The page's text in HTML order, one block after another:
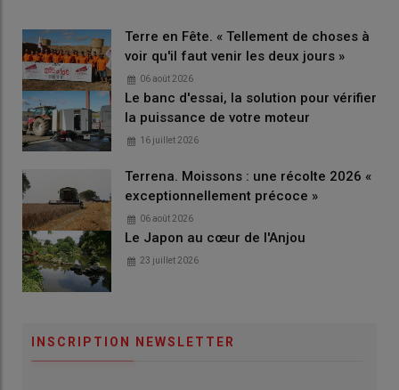
Terre en Fête. « Tellement de choses à
voir qu'il faut venir les deux jours »
06 août 2026
Le banc d'essai, la solution pour vérifier
la puissance de votre moteur
16 juillet 2026
Terrena. Moissons : une récolte 2026 «
exceptionnellement précoce »
06 août 2026
Le Japon au cœur de l'Anjou
23 juillet 2026
INSCRIPTION NEWSLETTER